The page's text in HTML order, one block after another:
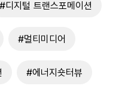
#디지털 트랜스포메이션
#멀티미디어
#에너지숏터뷰